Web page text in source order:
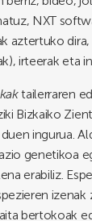
NXT
aztertuko
irteerak eta
tailerraren
Bizkaiko
ingurua.
genetikoa
erabiliz.
izenak
bertokoak